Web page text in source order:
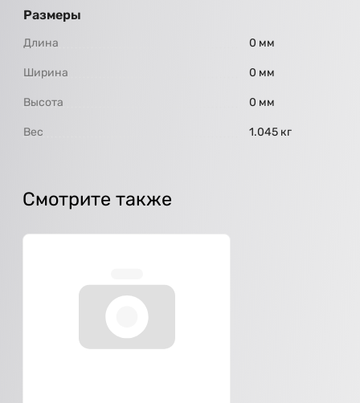
Размеры
Длина 0 мм
Ширина 0 мм
Высота 0 мм
Вес 1.045 кг
Смотрите также